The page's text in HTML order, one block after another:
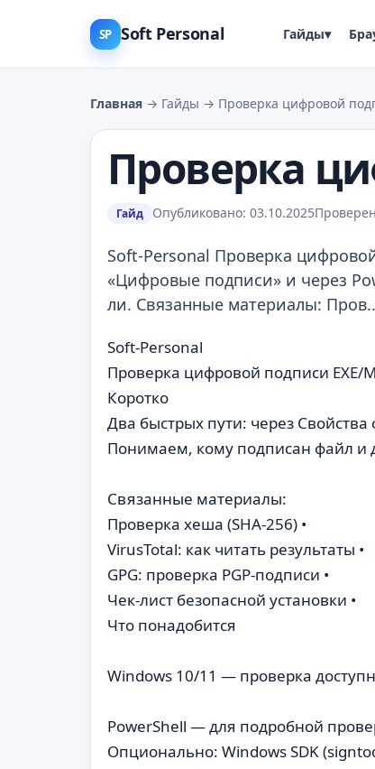
SP Soft Personal Гайды▾
Главная → Гайды → Проверка цифровой
Проверка
Гайд Опубликовано: 03.10.2025
Soft-Personal Проверка
«Цифровые подписи» и через
ли. Связанные материалы:
Soft-Personal
Проверка цифровой подписи EXE/
Коротко
Два быстрых пути: через
Понимаем, кому подписан файл и
Связанные материалы:
Проверка хеша (SHA-256) •
VirusTotal: как читать результаты •
GPG: проверка PGP-подписи •
Чек-лист безопасной установки •
Что понадобится
Windows 10/11 — проверка
PowerShell — для подробной
Опционально: Windows SDK